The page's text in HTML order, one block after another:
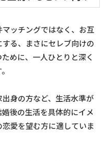
ッチングではなく、お互
る、まさにセレブ向けの
めに、一人ひとりと深く
身の方など、生活水準が
後の生活を具体的にイメ
愛を望む方に適していま